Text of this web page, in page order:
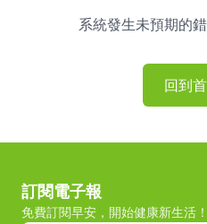
系統發生未預期的
回到
訂閱電子報
免費訂閱早安，開始健康新生活！